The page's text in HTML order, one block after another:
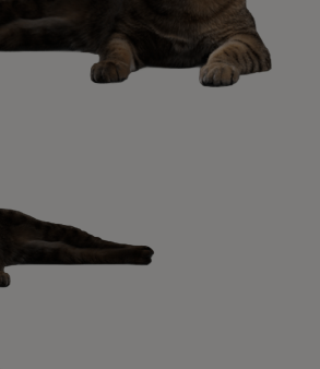
únete a Purina y empieza
ya de las ventajas!​